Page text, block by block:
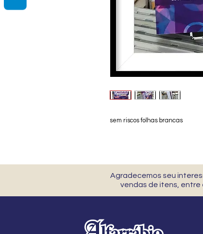
sem riscos folhas brancas
Agradecemos seu
vendas de itens, entre